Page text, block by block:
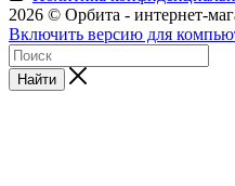
2026 © Орбита - интернет-
Включить версию для
Найти